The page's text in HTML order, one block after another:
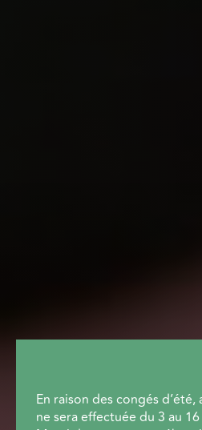
En raison des congés
ne sera effectuée du 3 au